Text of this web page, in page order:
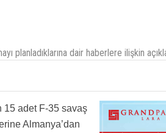
planladıklarına dair haberlere ilişkin
15 adet F-35 savaş
Almanya’dan